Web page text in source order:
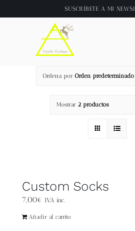
al
SUSCRÍBETE A MI
Inicio
About
Tienda
Videos
Ordena por Orden predeterminado
Mostrar 2 productos
Custom Socks
7,00€ IVA inc.
Añadir al carrito